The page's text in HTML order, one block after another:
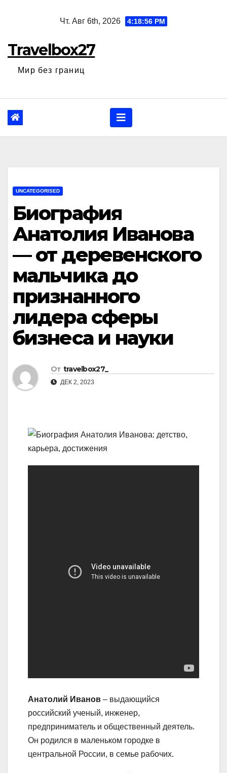
Чт. Авг 6th, 2026 4:18:57 PM
Travelbox27
Мир без границ
UNCATEGORISED
Биография
Анатолия Иванова
— от деревенского
мальчика до
признанного
лидера сферы
бизнеса и науки
От travelbox27_
ДЕК 2, 2023
Анатолий Иванов – выдающийся
российский ученый, инженер,
предприниматель и общественный деятель.
Он родился в маленьком городке в
центральной России, в семье рабочих.